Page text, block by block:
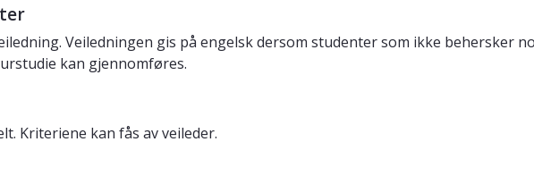
Veiledningen gis på engelsk dersom studenter som ikke behersker
kan gjennomføres.
Kriteriene kan fås av veileder.